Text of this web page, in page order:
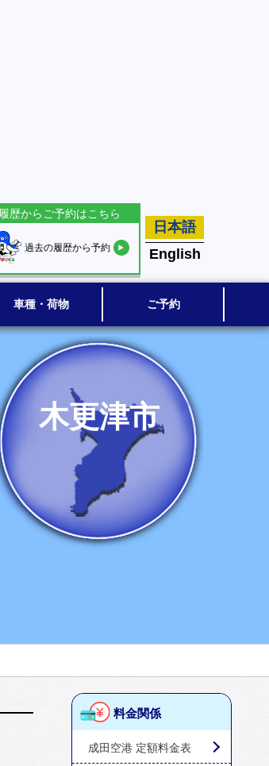
履歴からご予約はこちら
過去の履歴から予約
日本語
English
車種・荷物 ご予約
木更津市
料金関係
成田空港 定額料金表